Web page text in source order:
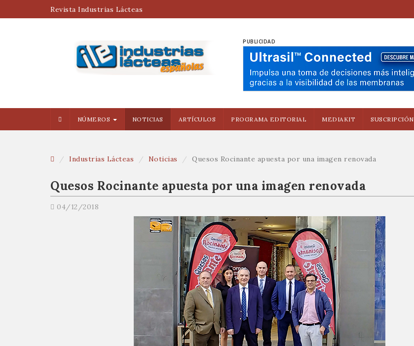
Revista Industrias Lácteas
PUBLICIDAD
NÚMEROS NOTICIAS ARTÍCULOS PROGRAMA EDITORIAL MEDIAKIT SUSCRIPCIÓN
Industrias Lácteas Noticias Quesos Rocinante apuesta por una imagen renovada
Quesos Rocinante apuesta por una imagen renovada
04/12/2018